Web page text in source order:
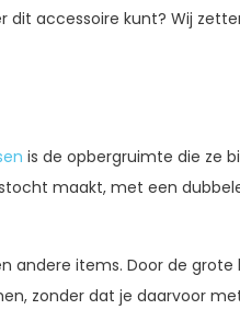
accessoire kunt? Wij
is de opbergruimte die ze
maakt, met een
andere items. Door de
zonder dat je daarvoor